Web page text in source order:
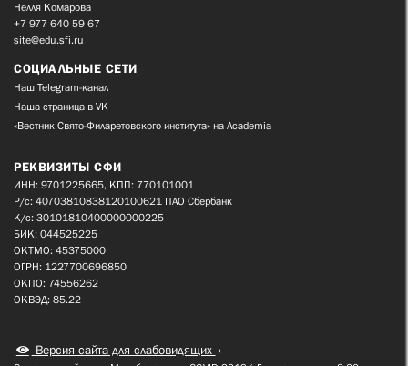
Нелля Комарова
+7 977 640 59 67
site@edu.sfi.ru
СОЦИАЛЬНЫЕ СЕТИ
Наш Telegram-канал
Наша страница в VK
«Вестник Свято-Филаретовского института» на Academia
РЕКВИЗИТЫ СФИ
ИНН: 9701225665, КПП: 770101001
Р/с: 40703810838120100621 ПАО Сбербанк
К/с: 30101810400000000225
БИК: 044525225
ОКТМО: 45375000
ОГРН: 1227700696850
ОКПО: 74556262
ОКВЭД: 85.22
Версия сайта для слабовидящих